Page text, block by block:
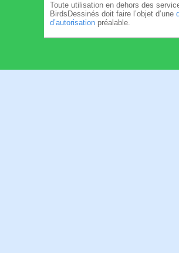
Toute utilisation en dehors des
BirdsDessinés doit faire l’objet d’une
d’autorisation préalable.